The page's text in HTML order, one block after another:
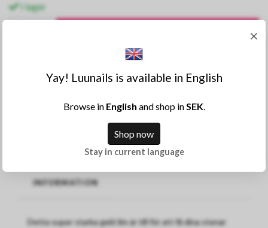
I lager
INFORMATION
Detta super starka gelé lim är till för att få dina stenar
×
Yay! Luunails is available in English
Browse in English and shop inSEK.
Shop now
Stay in current language